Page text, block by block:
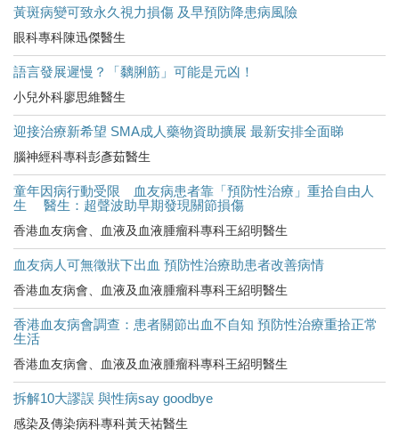
黃斑病變可致永久視力損傷 及早預防降患病風險
眼科專科陳迅傑醫生
語言發展遲慢？「黐脷筋」可能是元凶！
小兒外科廖思維醫生
迎接治療新希望 SMA成人藥物資助擴展 最新安排全面睇
腦神經科專科彭彥茹醫生
童年因病行動受限 血友病患者靠「預防性治療」重拾自由人
生 醫生：超聲波助早期發現關節損傷
香港血友病會、血液及血液腫瘤科專科王紹明醫生
血友病人可無徵狀下出血 預防性治療助患者改善病情
香港血友病會、血液及血液腫瘤科專科王紹明醫生
香港血友病會調查：患者關節出血不自知 預防性治療重拾正常
生活
香港血友病會、血液及血液腫瘤科專科王紹明醫生
拆解10大謬誤 與性病say goodbye
感染及傳染病科專科黃天祐醫生